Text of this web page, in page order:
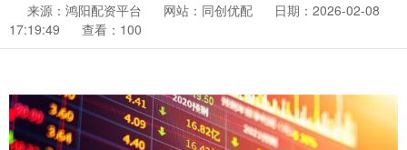
来源：鸿阳配资平台 网站：同创优配
日期：2026-02-08
17:19:49
查看：100